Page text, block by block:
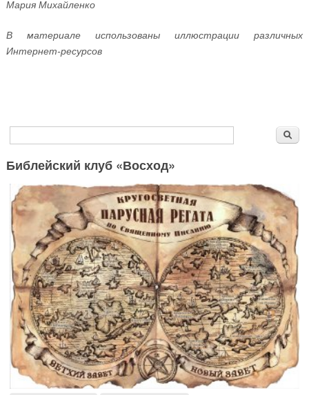
Мария Михайленко
В материале использованы иллюстрации различных
Интернет-ресурсов
Форма поиска
Библейский клуб «Восход»